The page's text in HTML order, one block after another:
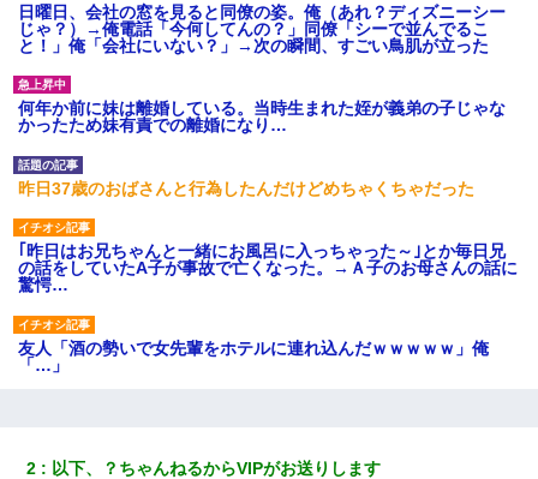
日曜日、会社の窓を見ると同僚の姿。俺（あれ？ディズニーシー
じゃ？）→俺電話「今何してんの？」同僚「シーで並んでるこ
と！」俺「会社にいない？」→次の瞬間、すごい鳥肌が立った
何年か前に妹は離婚している。当時生まれた姪が義弟の子じゃな
かったため妹有責での離婚になり…
昨日37歳のおばさんと行為したんだけどめちゃくちゃだった
｢昨日はお兄ちゃんと一緒にお風呂に入っちゃった～｣とか毎日兄
の話をしていたA子が事故で亡くなった。→Ａ子のお母さんの話に
驚愕…
友人「酒の勢いで女先輩をホテルに連れ込んだｗｗｗｗｗ」俺
「…」
2 以下、？ちゃんねるからVIPがお送りします